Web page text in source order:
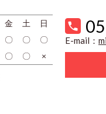
金 土
日
〇 〇
〇
〇 〇 ×
E-mail：